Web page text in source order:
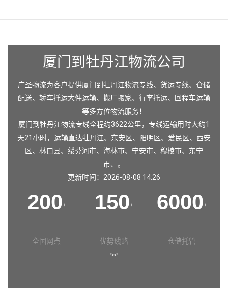
厦门到牡丹江物流公司
广圣物流为客户提供厦门到牡丹江物流专线、货运专线、仓储
配送、轿车托运大件运输、搬厂搬家、行李托运、回程车运输
等多方位物流服务！
厦门到牡丹江物流专线全程约3622公里，专线运输用时大约1
天21小时，运输直达牡丹江、 东安区、 阳明区、 爱民区、 西安
区、 林口县、 绥芬河市、 海林市、 宁安市、 穆棱市、 东宁
市、。
更新时间：2026-08-08 14:26
200+
全国网点
150+
优势线路
6000+
仓储托管
︾